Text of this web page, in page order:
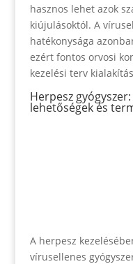
hasznos lehet azok
kiújulásoktól. A
hatékonysága
ezért fontos orvosi
kezelési terv
Herpesz
lehetőségek és
A herpesz
vírusellenes